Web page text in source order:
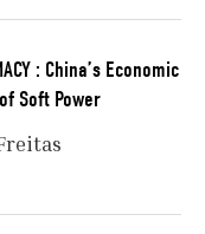
: China’s Economic
Soft Power